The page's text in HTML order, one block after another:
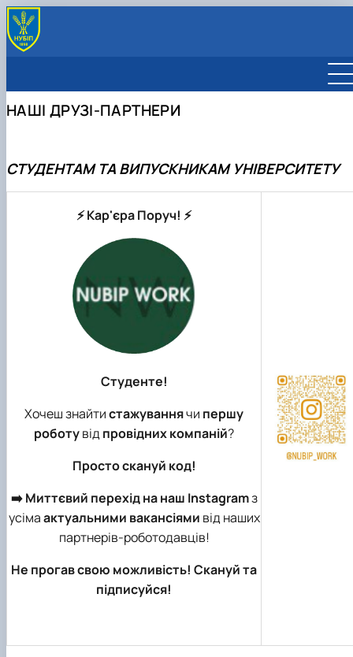
Підготовче відділення
Відділ профорієнтації та маркетингу
ДРУЗІ-ПАРТНЕРИ
ПОЛОЖЕННЯ
НАШІ ДРУЗІ-ПАРТНЕРИ
СТУДЕНТАМ ТА ВИПУСКНИКАМ УНІВЕРСИТЕТУ
⚡ Кар'єра Поруч! ⚡
Студенте!
Хочеш знайтистажуваннячи першу
роботувід провідних компаній?
Просто скануй код!
➡️ Миттєвий перехід на наш Instagramз
усімаактуальними вакансіями від наших
партнерів-роботодавців!
Не прогав свою можливість! Скануй та
підписуйся!